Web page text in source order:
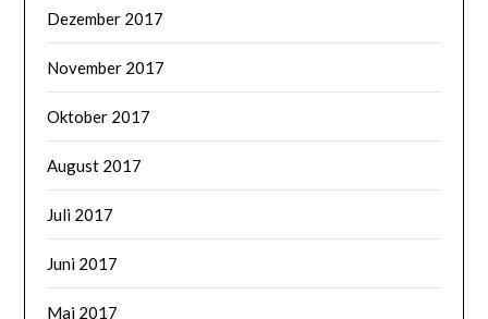
Dezember 2017
November 2017
Oktober 2017
August 2017
Juli 2017
Juni 2017
Mai 2017